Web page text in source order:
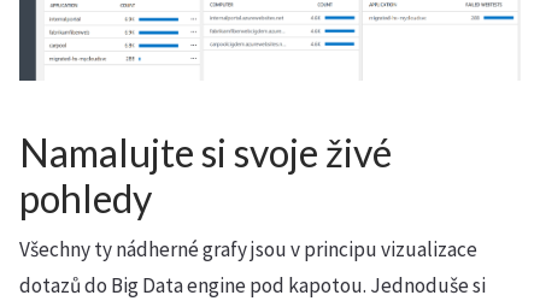
Namalujte si svoje živé
pohledy
Všechny ty nádherné grafy jsou v principu vizualizace
dotazů do Big Data engine pod kapotou. Jednoduše si